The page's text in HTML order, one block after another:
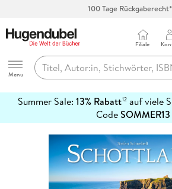
100 Tage
Hugendubel
Menu
Filiale
Summer Sale: 13% Rabatt12auf viele
CodeSOMMER13
erfahren